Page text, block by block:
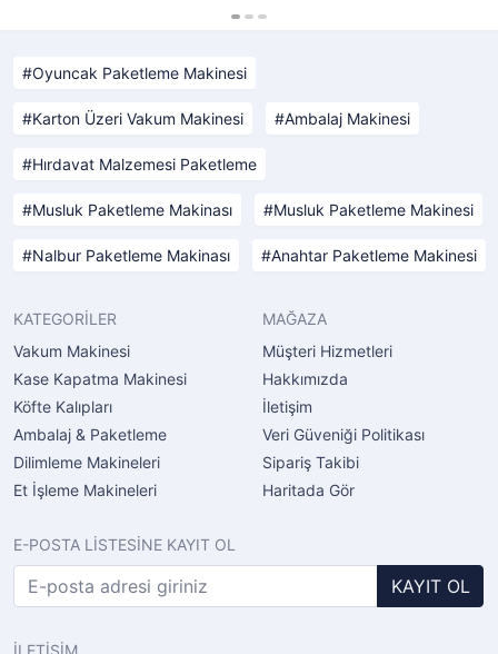
Oyuncak Paketleme Makinesi
Karton Üzeri Vakum Makinesi Ambalaj Makinesi
Hırdavat Malzemesi Paketleme
Musluk Paketleme Makinası Musluk Paketleme Makinesi
Nalbur Paketleme Makinası Anahtar Paketleme Makinesi
KATEGORİLER
Vakum Makinesi
Kase Kapatma Makinesi
Köfte Kalıpları
Ambalaj & Paketleme
Dilimleme Makineleri
Et İşleme Makineleri
MAĞAZA
Müşteri Hizmetleri
Hakkımızda
İletişim
Veri Güveniği Politikası
Sipariş Takibi
Haritada Gör
E-POSTA LİSTESİNE KAYIT OL
KAYIT OL
İLETİŞİM